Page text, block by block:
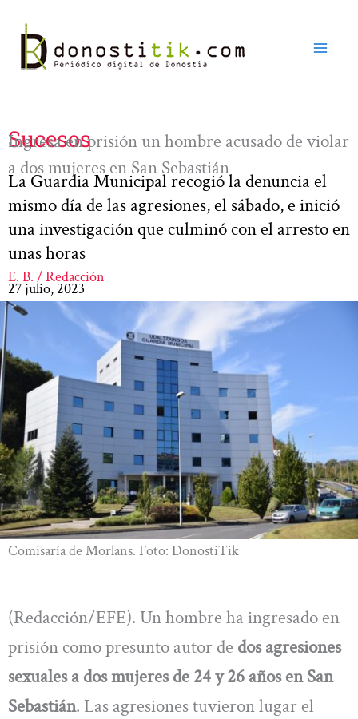
contenido
Sucesos
Ingresa en prisión un hombre acusado de violar
a dos mujeres en San Sebastián
La Guardia Municipal recogió la denuncia el
mismo día de las agresiones, el sábado, e inició
una investigación que culminó con el arresto en
unas horas
E. B. / Redacción
27 julio, 2023
Comisaría de Morlans. Foto: DonostiTik
(Redacción/EFE). Un hombre ha ingresado en
prisión como presunto autor de dos agresiones
sexuales a dos mujeres de 24 y 26 años en San
Sebastián. Las agresiones tuvieron lugar el